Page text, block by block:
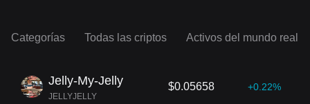
Categorías Todas las criptos Activos del mundo real
Jelly-My-Jelly
JELLYJELLY
$0.05658 +0.22%